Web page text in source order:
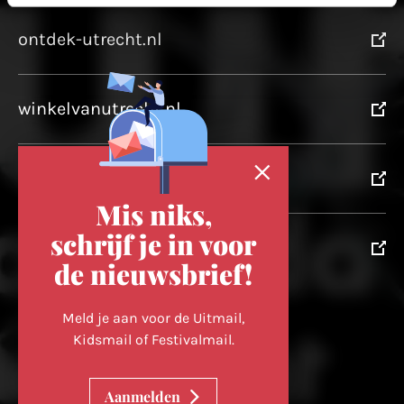
ontdek-utrecht.nl
winkelvanutrecht.nl
utrechtpartners.nl
Volg ons op
Mis niks,
schrijf je in voor
de nieuwsbrief!
Meld je aan voor de Uitmail,
Kidsmail of Festivalmail.
Aanmelden